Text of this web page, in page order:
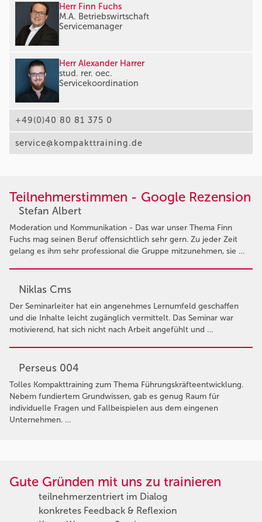
Herr Finn Fuchs
M.A. Betriebswirtschaft
Servicemanager
Herr Alexander Harrer
stud. rer. oec.
Servicekoordination
+49(0)40 80 81 375 0
service@kompakttraining.de
Teilnehmerstimmen - Google Rezension
Stefan Albert
Moderation und Kommunikation - Das war unser Thema Finn
Fuchs mag seinen Beruf offensichtlich sehr gern. Zu jeder Zeit
gelang es ihm sehr professional die Gruppe mitzunehmen, sie …
Niklas Cms
Der Seminarleiter hat ein angenehmes Lernumfeld geschaffen
und die Inhalte leicht zugänglich vermittelt. Das Seminar war
motivierend, hat sich nicht nach Arbeit angefühlt und …
Perseus 004
Tolles Kompakttraining zum Thema Führungskräfteentwicklung.
Nebem fundiertem Grundwissen, gab es genug Raum für
individuelle Fragen und Fallbeispielen aus dem eingenen
Unternehmen. …
Gute Gründen mit uns zu trainieren
teilnehmerzentriert im Dialog
konkretes Feedback & Reflexion